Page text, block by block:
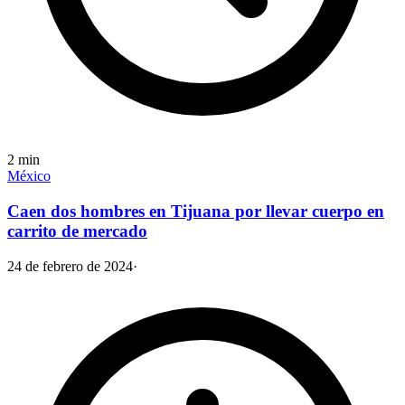
2 min
México
Caen dos hombres en Tijuana por llevar cuerpo en
carrito de mercado
24 de febrero de 2024·